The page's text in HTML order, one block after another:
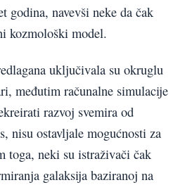
godina, navevši neke da čak
kozmološki model.
uključivala su okruglu
međutim računalne simulacije
razvoj svemira od
nisu ostavljale mogućnosti za
toga, neki su istraživači čak
galaksija baziranoj na